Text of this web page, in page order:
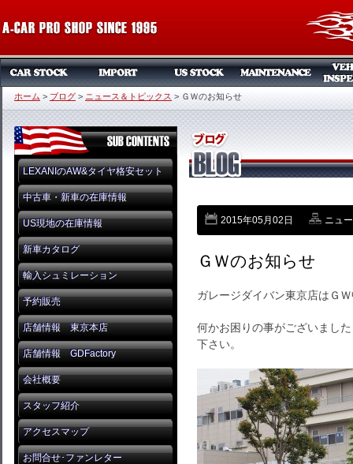
ホーム > ブログ > ニュース＆トピックス > ＧＷのお知らせ
LEXANIのAW&タイヤ格安セット
中古車・新車の在庫情報
US現地の在庫情報
新車カタログ
輸入シュミレーション
予約販売
店舗情報 東京本店
店舗情報 GDFactory
会社概要
スタッフ紹介
アクセスマップ
お問合せ･ファンレター
2015年05月02日 ニュ
ＧＷのお知らせ
ガレージダイバン東京店はＧ
何かお困りの事がございまし
下さい。